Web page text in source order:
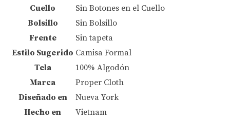
Cuello
Sin Botones en el Cuello
Bolsillo
Sin Bolsillo
Frente
Sin tapeta
Estilo Sugerido Camisa Formal
Tela
100% Algodón
Marca
Proper Cloth
Diseñado en
Nueva York
Hecho en
Vietnam